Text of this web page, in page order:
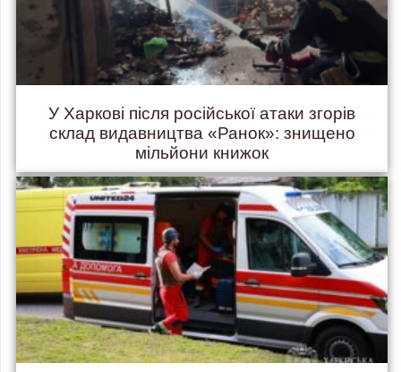
У Харкові після російської атаки згорів
склад видавництва «Ранок»: знищено
мільйони книжок